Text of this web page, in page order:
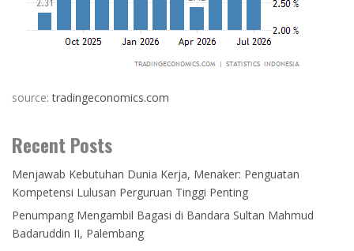
source:tradingeconomics.com
Recent Posts
Menjawab Kebutuhan Dunia Kerja, Menaker: Penguatan
Kompetensi Lulusan Perguruan Tinggi Penting
Penumpang Mengambil Bagasi di Bandara Sultan Mahmud
Badaruddin II, Palembang